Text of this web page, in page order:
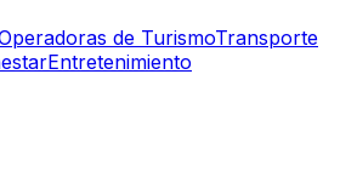
de TurismoTransporte
Entretenimiento